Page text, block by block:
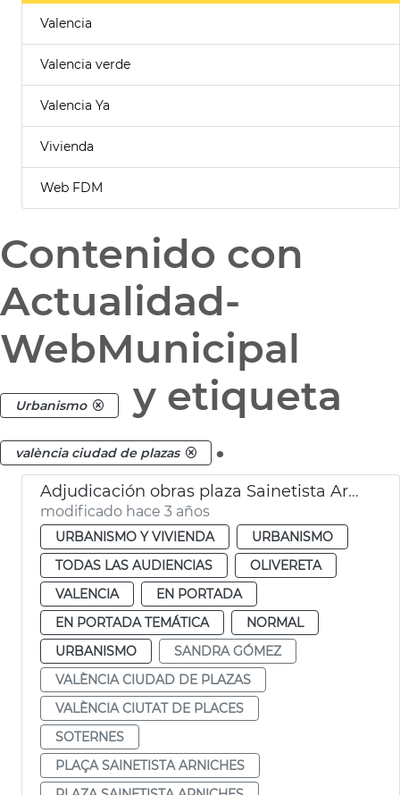
Valencia
Valencia verde
Valencia Ya
Vivienda
Web FDM
Contenido con
Actualidad-
WebMunicipal
Urbanismo y etiqueta
valència ciudad de plazas .
Adjudicación obras plaza Sainetista Arniches
modificado hace 3 años
URBANISMO Y VIVIENDA
URBANISMO
TODAS LAS AUDIENCIAS
OLIVERETA
VALENCIA
EN PORTADA
EN PORTADA TEMÁTICA
NORMAL
URBANISMO
SANDRA GÓMEZ
VALÈNCIA CIUDAD DE PLAZAS
VALÈNCIA CIUTAT DE PLACES
SOTERNES
PLAÇA SAINETISTA ARNICHES